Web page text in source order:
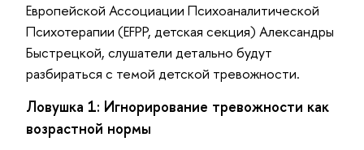
Европейской Ассоциации Психоаналитической
Психотерапии (EFPP, детская секция) Александры
Быстрецкой, слушатели детально будут
разбираться с темой детской тревожности.
Ловушка 1: Игнорирование тревожности как
возрастной нормы